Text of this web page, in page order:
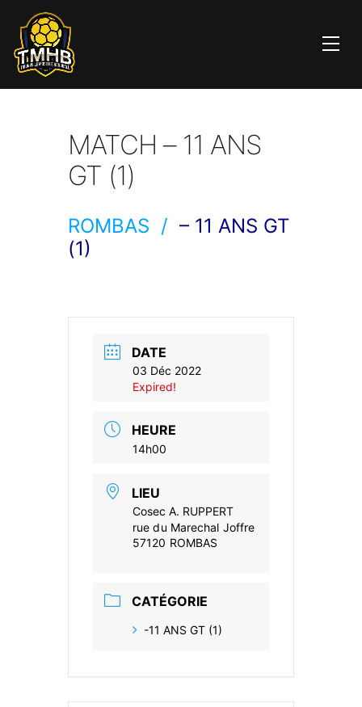
MATCH – 11 ANS
GT (1)
ROMBAS / – 11 ANS GT
(1)
DATE
03 Déc 2022
Expired!
HEURE
14h00
LIEU
Cosec A. RUPPERT
rue du Marechal Joffre
57120 ROMBAS
CATÉGORIE
-11 ANS GT (1)